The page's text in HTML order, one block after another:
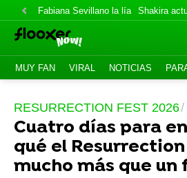
Fabiana Sevillano la lía Shakira
MUY FAN VIRAL NOTICIAS
RESURRECTION FEST 2026
Cuatro días para
qué el Resurrection
mucho más que